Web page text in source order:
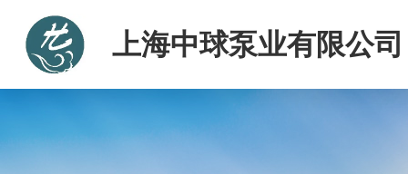
上海中球泵业有限公司